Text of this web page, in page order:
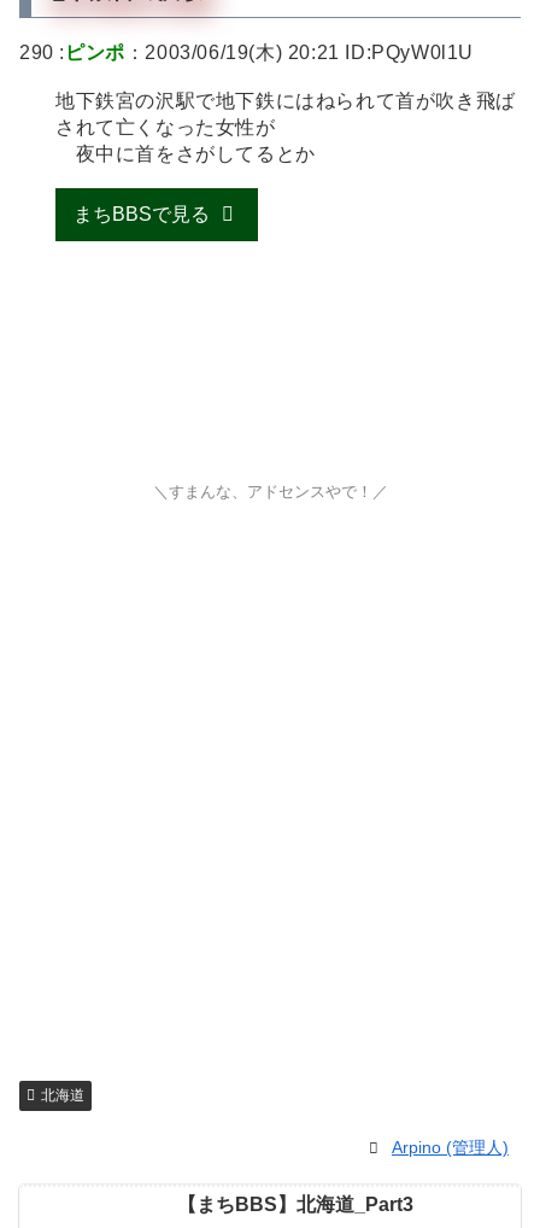
290 : ピンポ ：2003/06/19(木) 20:21 ID:PQyW0l1U
地下鉄宮の沢駅で地下鉄にはねられて首が吹き飛ば
されて亡くなった女性が
夜中に首をさがしてるとか
まちBBSで見る
＼すまんな、アドセンスやで！／
北海道
Arpino (管理人)
【まちBBS】北海道_Part3